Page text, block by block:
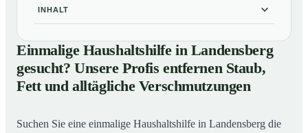
INHALT
Einmalige Haushaltshilfe in Landensberg gesucht?
Unsere Profis entfernen Staub, Fett und alltägliche
Verschmutzungen
02So unterstützt Sie eine Haushaltshilfe in Landensberg
Einmalige Haushaltshilfe in Landensberg
gesucht? Unsere Profis entfernen Staub,
Fett und alltägliche Verschmutzungen
Suchen Sie eine einmalige Haushaltshilfe in Landensberg die